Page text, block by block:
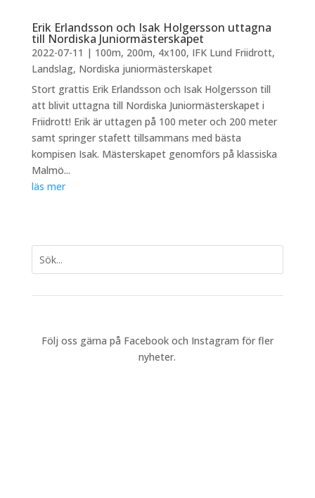
Erik Erlandsson och Isak Holgersson uttagna
till Nordiska Juniormästerskapet
2022-07-11 | 100m, 200m, 4x100, IFK Lund Friidrott,
Landslag, Nordiska juniormästerskapet
Stort grattis Erik Erlandsson och Isak Holgersson till
att blivit uttagna till Nordiska Juniormästerskapet i
Friidrott! Erik är uttagen på 100 meter och 200 meter
samt springer stafett tillsammans med bästa
kompisen Isak. Mästerskapet genomförs på klassiska
Malmö...
läs mer
Följ oss gärna på Facebook och Instagram för fler
nyheter.